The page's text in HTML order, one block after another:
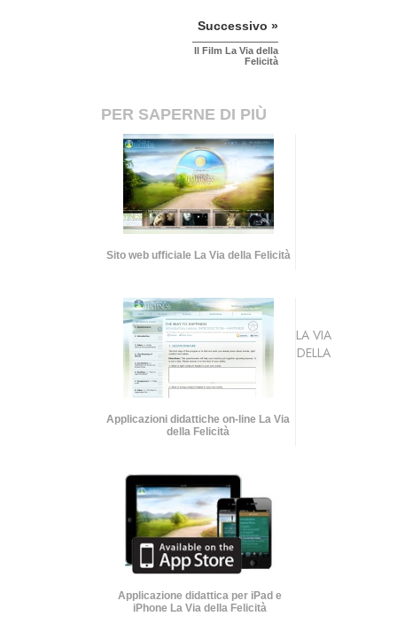
Successivo »
Il Film La Via della
Felicità
PER SAPERNE DI PIÙ
Sito web ufficiale La Via della Felicità
Applicazioni didattiche on-line La Via
della Felicità
Applicazione didattica per iPad e
iPhone La Via della Felicità
LA VIA
DELLA